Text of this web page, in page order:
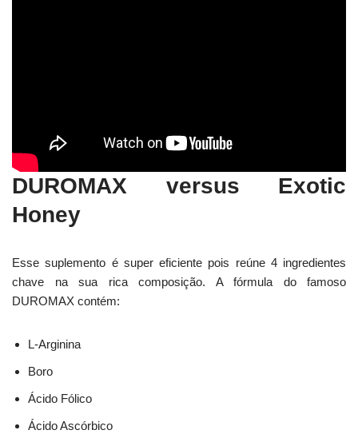
DUROMAX versus Exotic
Honey
Esse suplemento é super eficiente pois reúne 4 ingredientes
chave na sua rica composição. A fórmula do famoso
DUROMAX contém:
L-Arginina
Boro
Ácido Fólico
Ácido Ascórbico